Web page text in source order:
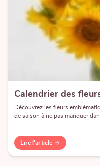
Calendrier des
Découvrez les fleurs
de saison à ne pas manquer
Lire l'article